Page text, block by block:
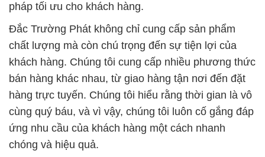
pháp tối ưu cho khách hàng.
Đắc Trường Phát không chỉ cung cấp sản phẩm
chất lượng mà còn chú trọng đến sự tiện lợi của
khách hàng. Chúng tôi cung cấp nhiều phương thức
bán hàng khác nhau, từ giao hàng tận nơi đến đặt
hàng trực tuyến. Chúng tôi hiểu rằng thời gian là vô
cùng quý báu, và vì vậy, chúng tôi luôn cố gắng đáp
ứng nhu cầu của khách hàng một cách nhanh
chóng và hiệu quả.